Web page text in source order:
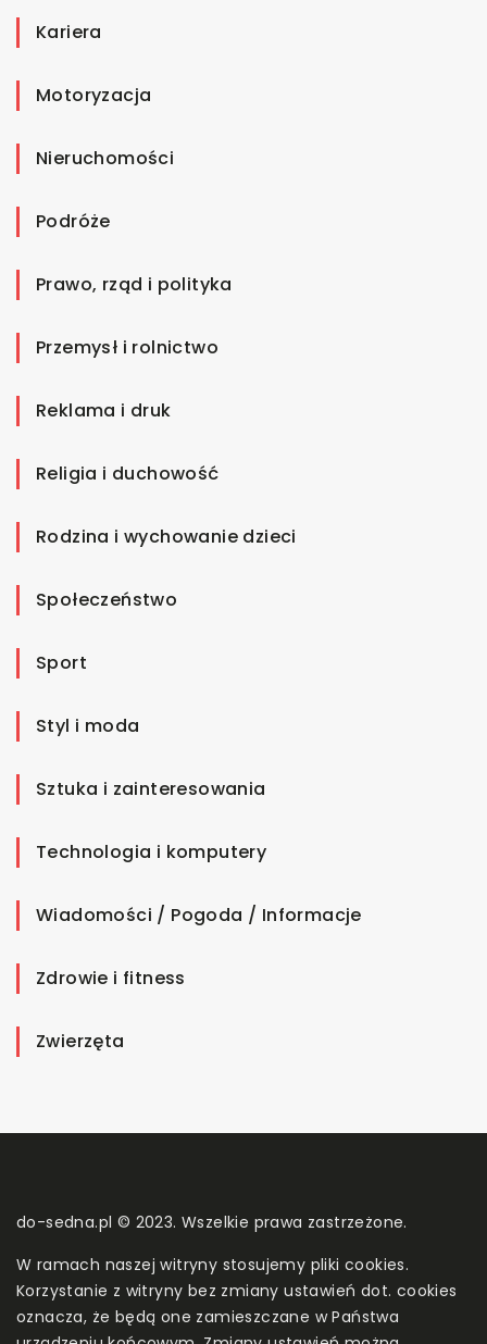
Kariera
Motoryzacja
Nieruchomości
Podróże
Prawo, rząd i polityka
Przemysł i rolnictwo
Reklama i druk
Religia i duchowość
Rodzina i wychowanie dzieci
Społeczeństwo
Sport
Styl i moda
Sztuka i zainteresowania
Technologia i komputery
Wiadomości / Pogoda / Informacje
Zdrowie i fitness
Zwierzęta
do-sedna.pl © 2023. Wszelkie prawa zastrzeżone.
W ramach naszej witryny stosujemy pliki cookies.
Korzystanie z witryny bez zmiany ustawień dot. cookies
oznacza, że będą one zamieszczane w Państwa